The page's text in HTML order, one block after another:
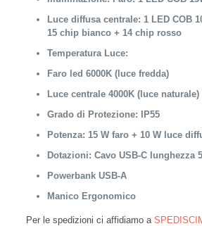
Luce diffusa centrale: 1 LED COB
15 chip bianco + 14 chip rosso
Temperatura Luce:
Faro led 6000K (luce fredda)
Luce centrale 4000K (luce naturale)
Grado di Protezione: IP55
Potenza: 15 W faro + 10 W luce
Dotazioni: Cavo USB-C lunghezza
Powerbank USB-A
Manico Ergonomico
Per le spedizioni ci affidiamo a